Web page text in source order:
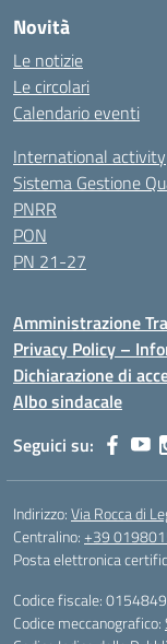
Novità
Le notizie
Le circolari
Calendario eventi
International activity
Sistema Gestione
PNRR
PON
PN 21-27
Amministrazione
Privacy Policy –
Dichiarazione di
Albo sindacale
Seguici su:
Indirizzo:Via Rocca di
Centralino:+39
Posta elettronica
Codice fiscale:
Codice meccanografico: